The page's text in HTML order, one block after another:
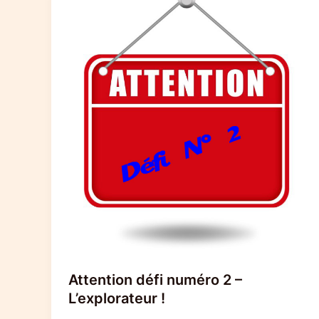
Attention défi numéro 2 –
L’explorateur !